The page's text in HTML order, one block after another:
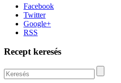
Facebook
Twitter
Google+
RSS
Recept keresés